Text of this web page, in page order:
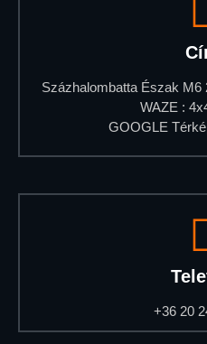
Százhalombatta Észak M6
WAZE :
GOOGLE
+36 20